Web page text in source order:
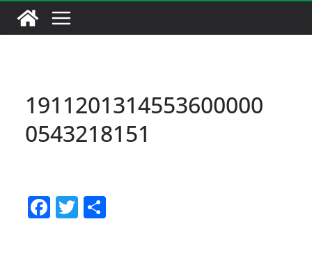
1911201314553600000
0543218151
F T